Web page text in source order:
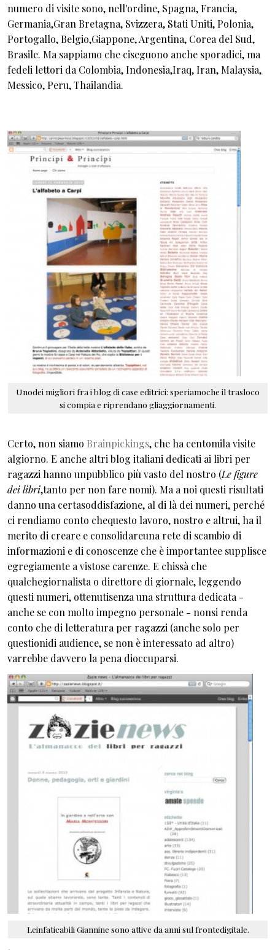
numero di visite sono, nell'ordine, Spagna, Francia,
Germania,Gran Bretagna, Svizzera, Stati Uniti, Polonia,
Portogallo, Belgio,Giappone, Argentina, Corea del Sud,
Brasile. Ma sappiamo che ciseguono anche sporadici, ma
fedeli lettori da Colombia, Indonesia,Iraq, Iran, Malaysia,
Messico, Peru, Thailandia.
Unodei migliori fra i blog di case editrici: speriamoche il trasloco
si compia e riprendano gliaggiornamenti.
Certo, non siamo Brainpickings, che ha centomila visite
algiorno. E anche altri blog italiani dedicati ai libri per
ragazzi hanno unpubblico più vasto del nostro (Le figure
dei libri,tanto per non fare nomi). Ma a noi questi risultati
danno una certasoddisfazione, al di là dei numeri, perché
ci rendiamo conto chequesto lavoro, nostro e altrui, ha il
merito di creare e consolidareuna rete di scambio di
informazioni e di conoscenze che è importantee supplisce
egregiamente a vistose carenze. E chissà che
qualchegiornalista o direttore di giornale, leggendo
questi numeri, ottenutisenza una struttura dedicata -
anche se con molto impegno personale - nonsi renda
conto che di letteratura per ragazzi (anche solo per
questionidi audience, se non è interessato ad altro)
varrebbe davvero la pena dioccuparsi.
Leinfaticabili Giannine sono attive da anni sul frontedigitale.